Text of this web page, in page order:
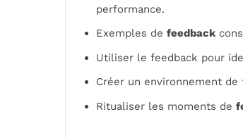
performance.
Exemples de feedback
Utiliser le feedback pour
Créer un environnement
Ritualiser les moments de